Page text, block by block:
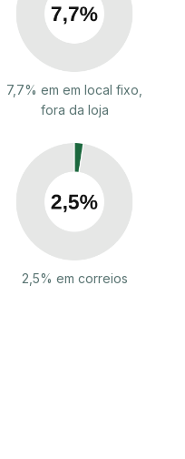
7,7% em em local fixo,
fora da loja
2,5% em correios